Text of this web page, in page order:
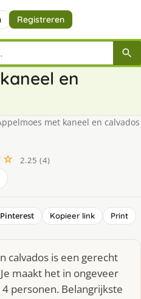
Registreren
en
met kaneel en calvados
2.25 (4)
Pinterest Kopieer link Print
calvados is een gerecht
maakt het in ongeveer
personen. Belangrijkste